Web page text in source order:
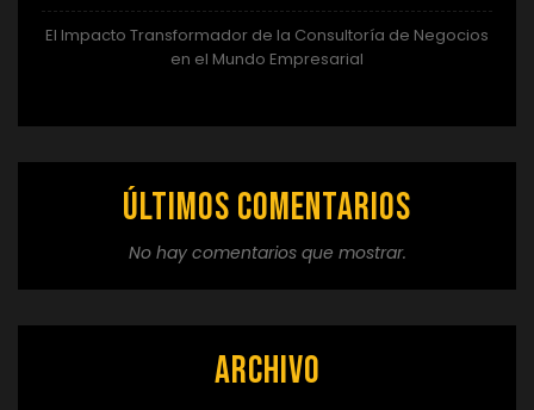
El Impacto Transformador de la Consultoría de Negocios
en el Mundo Empresarial
Últimos comentarios
No hay comentarios que mostrar.
Archivo